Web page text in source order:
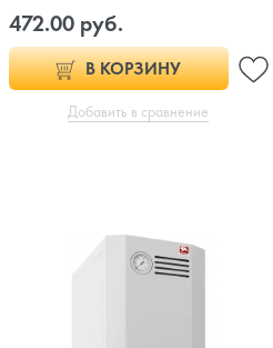
472.00 руб.
В КОРЗИНУ
Добавить в сравнение